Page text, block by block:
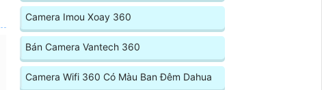
Camera Imou Xoay 360
Bán Camera Vantech 360
Camera Wifi 360 Có Màu Ban Đêm Dahua